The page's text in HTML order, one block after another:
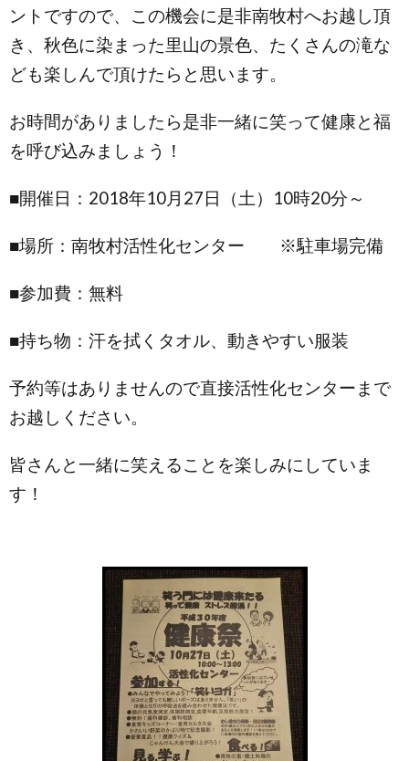
ントですので、この機会に是非南牧村へお越し頂
き、秋色に染まった里山の景色、たくさんの滝な
ども楽しんで頂けたらと思います。
お時間がありましたら是非一緒に笑って健康と福
を呼び込みましょう！
■開催日：2018年10月27日（土）10時20分～
■場所：南牧村活性化センター ※駐車場完備
■参加費：無料
■持ち物：汗を拭くタオル、動きやすい服装
予約等はありませんので直接活性化センターまで
お越しください。
皆さんと一緒に笑えることを楽しみにしていま
す！